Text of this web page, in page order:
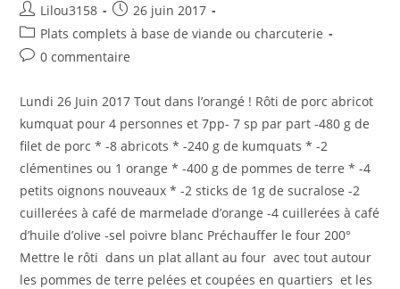
Auteur/autrice
de
la
publication :
Lilou3158
Publication
publiée :
26 juin 2017
Post
category:
Plats complets à base de viande ou charcuterie
Commentaires
la
publication :
0 commentaire
Lundi 26 Juin 2017 Tout dans l’orangé ! Rôti de porc abricot
kumquat pour 4 personnes et 7pp- 7 sp par part -480 g de
filet de porc * -8 abricots * -240 g de kumquats * -2
clémentines ou 1 orange * -400 g de pommes de terre * -4
petits oignons nouveaux * -2 sticks de 1g de sucralose -2
cuillerées à café de marmelade d’orange -4 cuillerées à café
d’huile d’olive -sel poivre blanc Préchauffer le four 200°
Mettre le rôti dans un plat allant au four avec tout autour
les pommes de terre pelées et coupées en quartiers et les